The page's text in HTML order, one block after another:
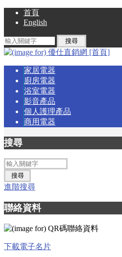
首頁
English
家居電器
廚房電器
浴室電器
影音產品
個人護理產品
商用電器
搜尋
進階搜尋
聯絡資料
下載電子名片